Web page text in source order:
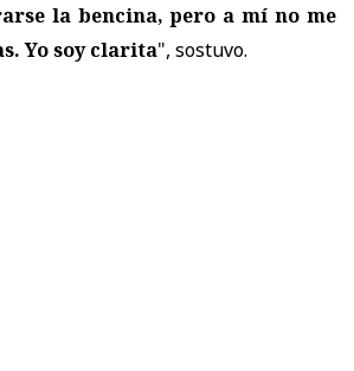
la bencina, pero a mí no me
Yo soy clarita", sostuvo.